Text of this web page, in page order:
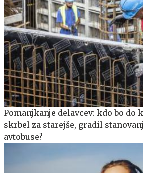
Pomanjkanje delavcev: kdo bo do
skrbel za starejše, gradil
avtobuse?